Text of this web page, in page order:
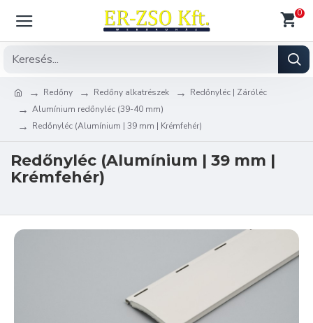
0
Redőny Redőny alkatrészek
Redőnyléc | Záróléc
Alumínium redőnyléc (39-40 mm)
Redőnyléc (Alumínium | 39 mm | Krémfehér)
Redőnyléc (Alumínium | 39 mm |
Krémfehér)